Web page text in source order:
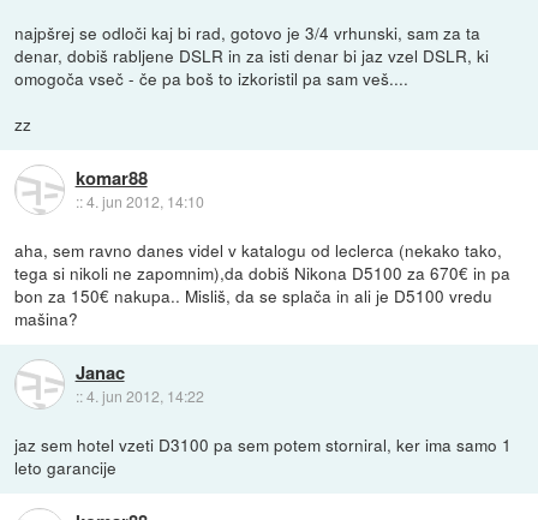
najpšrej se odloči kaj bi rad, gotovo je 3/4 vrhunski, sam za ta
denar, dobiš rabljene DSLR in za isti denar bi jaz vzel DSLR, ki
omogoča vseč - če pa boš to izkoristil pa sam veš....
zz
komar88
::4. jun 2012, 14:10
aha, sem ravno danes videl v katalogu od leclerca (nekako tako,
tega si nikoli ne zapomnim),da dobiš Nikona D5100 za 670€ in pa
bon za 150€ nakupa.. Misliš, da se splača in ali je D5100 vredu
mašina?
Janac
::4. jun 2012, 14:22
jaz sem hotel vzeti D3100 pa sem potem storniral, ker ima samo 1
leto garancije